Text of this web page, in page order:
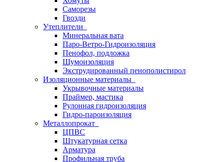
Саморезы
Гвозди
Утеплители
Минеральная вата
Паро-Ветро-Гидроизоляция
Пенофол, подложка
Шумоизоляция
Экструдированный пенополистирол
Изоляционные материалы
Укрывочные материалы
Праймер, мастика
Рулонная гидроизоляция
Гидро-пароизоляция
Металлопрокат
ЦПВС
Штукатурная сетка
Арматура
Профильная труба